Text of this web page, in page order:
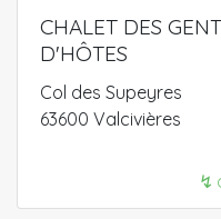
CHALET DES
D'HÔTES
Col des Supeyres
63600 Valcivières
↯